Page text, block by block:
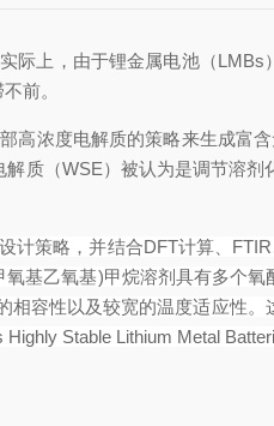
际上，由于锂金属电池（LMBs
前。
高浓度电解质的策略来生成富
解质（WSE）被认为是调节溶剂
计策略，并结合DFT计算、 FTIR
氧基乙氧基)甲烷溶剂具有多个氧
容性以及较宽的温度适应性。
Highly Stable Lithium Metal